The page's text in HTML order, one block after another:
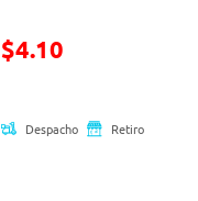
Precio reducido de
$4.10
Despacho Retiro